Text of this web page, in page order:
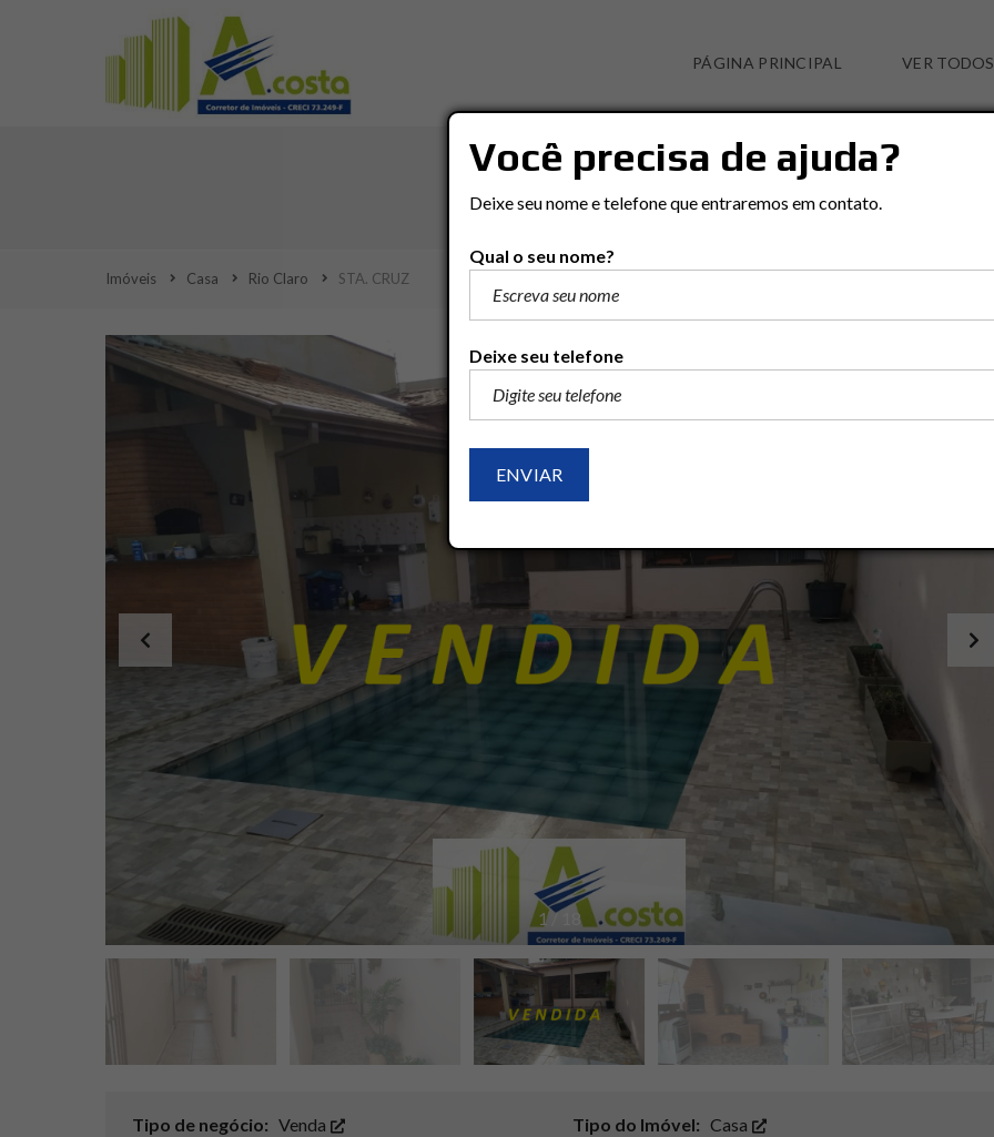
PÁGINA PRINCIPAL VER
STA. CRUZ
Imóveis Casa Rio Claro STA. CRUZ
1/ 18
Tipo de negócio: Venda Tipo do Imóvel: Casa
Você precisa de ajuda?
Deixe seu nome e telefone que entraremos em contato.
Qual o seu nome?
Deixe seu telefone